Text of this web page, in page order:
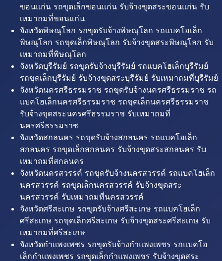
ขอนแก่น รถขุดเล็กขอนแก่น รับจ้างขุดสระขอนแก่น รับ
เหมาถมที่ขอนแก่น
จังหวัดพิษณุโลก รถขุดรับจ้างพิษณุโลก รถแบคโฮเล็ก
พิษณุโลก รถขุดเล็กพิษณุโลก รับจ้างขุดสระพิษณุโลก รับ
เหมาถมที่พิษณุโลก
จังหวัดบุรีรัมย์ รถขุดรับจ้างบุรีรัมย์ รถแบคโฮเล็กบุรีรัมย์
รถขุดเล็กบุรีรัมย์ รับจ้างขุดสระบุรีรัมย์ รับเหมาถมที่บุรีรัมย์
จังหวัดนครศรีธรรมราช รถขุดรับจ้างนครศรีธรรมราช รถ
แบคโฮเล็กนครศรีธรรมราช รถขุดเล็กนครศรีธรรมราช
รับจ้างขุดสระนครศรีธรรมราช รับเหมาถมที่
นครศรีธรรมราช
จังหวัดสกลนคร รถขุดรับจ้างสกลนคร รถแบคโฮเล็ก
สกลนคร รถขุดเล็กสกลนคร รับจ้างขุดสระสกลนคร รับ
เหมาถมที่สกลนคร
จังหวัดนครสวรรค์ รถขุดรับจ้างนครสวรรค์ รถแบคโฮเล็ก
นครสวรรค์ รถขุดเล็กนครสวรรค์ รับจ้างขุดสระ
นครสวรรค์ รับเหมาถมที่นครสวรรค์
จังหวัดศรีสะเกษ รถขุดรับจ้างศรีสะเกษ รถแบคโฮเล็ก
ศรีสะเกษ รถขุดเล็กศรีสะเกษ รับจ้างขุดสระศรีสะเกษ รับ
เหมาถมที่ศรีสะเกษ
จังหวัดกำแพงเพชร รถขุดรับจ้างกำแพงเพชร รถแบคโฮ
เล็กกำแพงเพชร รถขุดเล็กกำแพงเพชร รับจ้างขุดสระ